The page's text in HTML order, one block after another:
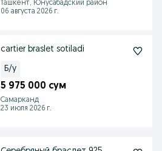
Ташкент, Юнусабадский район
06 августа 2026 г.
cartier braslet sotiladi
Б/у
5 975 000 сум
Самарканд
23 июля 2026 г.